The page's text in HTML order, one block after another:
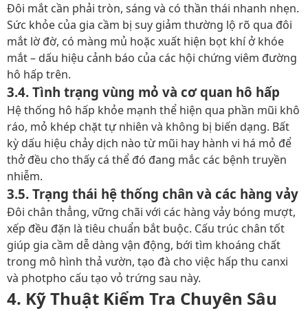
Đôi mắt cần phải tròn, sáng và có thần thái nhanh nhẹn.
Sức khỏe của gia cầm bị suy giảm thường lộ rõ qua đôi
mắt lờ đờ, có màng mủ hoặc xuất hiện bọt khí ở khóe
mắt – dấu hiệu cảnh báo của các hội chứng viêm đường
hô hấp trên.
3.4. Tình trạng vùng mỏ và cơ quan hô hấp
Hệ thống hô hấp khỏe mạnh thể hiện qua phần mũi khô
ráo, mỏ khép chặt tự nhiên và không bị biến dạng. Bất
kỳ dấu hiệu chảy dịch nào từ mũi hay hành vi há mỏ để
thở đều cho thấy cá thể đó đang mắc các bệnh truyền
nhiễm.
3.5. Trạng thái hệ thống chân và các hàng vảy
Đôi chân thẳng, vững chãi với các hàng vảy bóng mượt,
xếp đều đặn là tiêu chuẩn bắt buộc. Cấu trúc chân tốt
giúp gia cầm dễ dàng vận động, bới tìm khoáng chất
trong mô hình thả vườn, tạo đà cho việc hấp thu canxi
và photpho cấu tạo vỏ trứng sau này.
4. Kỹ Thuật Kiểm Tra Chuyên Sâu